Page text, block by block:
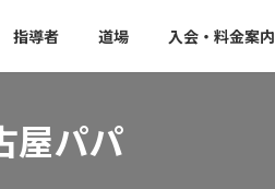
指導者 道場 入会・料金案内
屋パパ